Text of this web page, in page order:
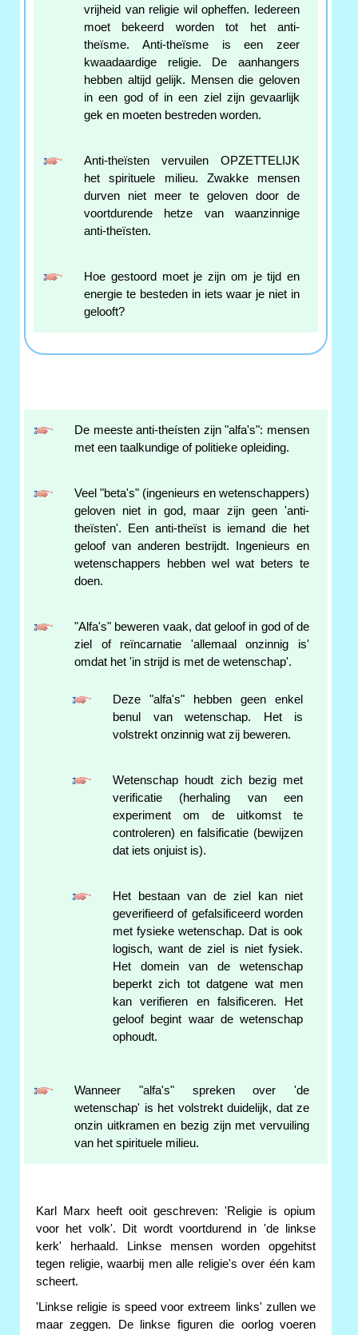
vrijheid van religie wil opheffen. Iedereen
moet bekeerd worden tot het anti-
theïsme. Anti-theïsme is een zeer
kwaadaardige religie. De aanhangers
hebben altijd gelijk. Mensen die geloven
in een god of in een ziel zijn gevaarlijk
gek en moeten bestreden worden.
Anti-theïsten vervuilen OPZETTELIJK
het spirituele milieu. Zwakke mensen
durven niet meer te geloven door de
voortdurende hetze van waanzinnige
anti-theïsten.
Hoe gestoord moet je zijn om je tijd en
energie te besteden in iets waar je niet in
gelooft?
De meeste anti-theísten zijn "alfa's": mensen
met een taalkundige of politieke opleiding.
Veel "beta's" (ingenieurs en wetenschappers)
geloven niet in god, maar zijn geen 'anti-
theïsten'. Een anti-theïst is iemand die het
geloof van anderen bestrijdt. Ingenieurs en
wetenschappers hebben wel wat beters te
doen.
"Alfa's" beweren vaak, dat geloof in god of de
ziel of reïncarnatie 'allemaal onzinnig is'
omdat het 'in strijd is met de wetenschap'.
Deze "alfa's" hebben geen enkel
benul van wetenschap. Het is
volstrekt onzinnig wat zij beweren.
Wetenschap houdt zich bezig met
verificatie (herhaling van een
experiment om de uitkomst te
controleren) en falsificatie (bewijzen
dat iets onjuist is).
Het bestaan van de ziel kan niet
geverifieerd of gefalsificeerd worden
met fysieke wetenschap. Dat is ook
logisch, want de ziel is niet fysiek.
Het domein van de wetenschap
beperkt zich tot datgene wat men
kan verifieren en falsificeren. Het
geloof begint waar de wetenschap
ophoudt.
Wanneer "alfa's" spreken over 'de
wetenschap' is het volstrekt duidelijk, dat ze
onzin uitkramen en bezig zijn met vervuiling
van het spirituele milieu.
Karl Marx heeft ooit geschreven: 'Religie is opium
voor het volk'. Dit wordt voortdurend in 'de linkse
kerk' herhaald. Linkse mensen worden opgehitst
tegen religie, waarbij men alle religie's over één kam
scheert.
'Linkse religie is speed voor extreem links' zullen we
maar zeggen. De linkse figuren die oorlog voeren